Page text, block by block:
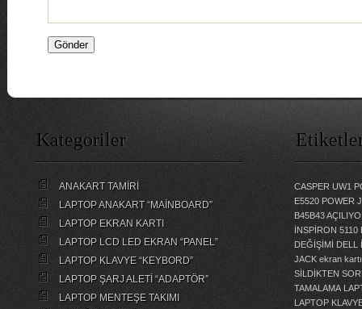
Kategoriler
ANAKART TAMİRİ
LAPTOP ANAKART “MAİNBOARD”
LAPTOP EKRAN KARTI
LAPTOP LCD LED EKRAN “PANEL”
LAPTOP KLAVYE “KEYBORD”
LAPTOP ŞARJ ALETİ “ADAPTÖR”
LAPTOP MENTEŞE TAKIMI
CASPER UW1
E5520 POWER
B45B43
İNSPİRON
DEĞİŞİMİ
DELL
JACK ekran
SİLDİKTEN
TAMALAMA
LAPTOP